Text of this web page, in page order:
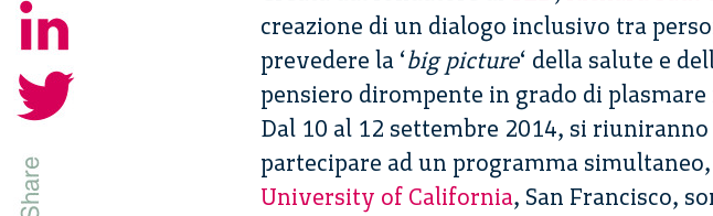
creazione di un dialogo inclusivo tra
prevedere la ‘big picture‘ della salute e
pensiero dirompente in grado di
Dal 10 al 12 settembre 2014, si
partecipare ad un programma
University of California, San Francisco,